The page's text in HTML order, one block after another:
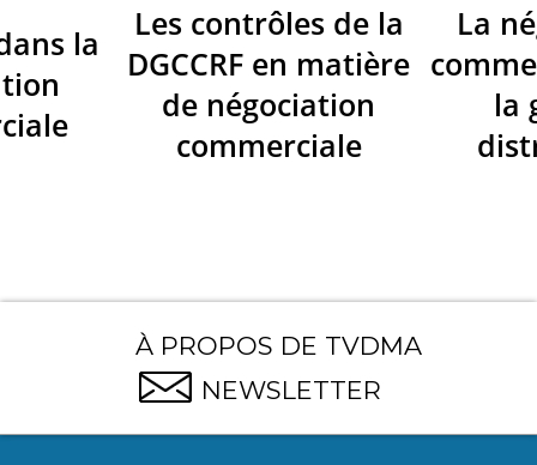
la
Les contrôles de la
DGCCRF en matière
de négociation
commerciale
La
la
À PROPOS DE TVDMA
NEWSLETTER